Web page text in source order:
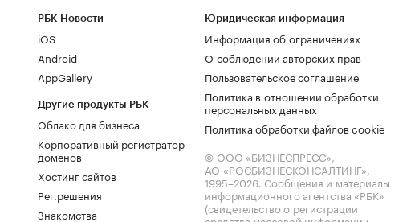
РБК Новости
iOS
Android
AppGallery
Другие продукты РБК
Облако для бизнеса
Корпоративный регистратор
доменов
Хостинг сайтов
Рег.решения
Знакомства
Юридическая информация
Информация об ограничениях
О соблюдении авторских прав
Пользовательское соглашение
Политика в отношении обработки
персональных данных
Политика обработки файлов cookie
© ООО «БИЗНЕСПРЕСС»,
АО «РОСБИЗНЕСКОНСАЛТИНГ»,
1995–2026. Сообщения и материалы
информационного агентства «РБК»
(свидетельство о регистрации